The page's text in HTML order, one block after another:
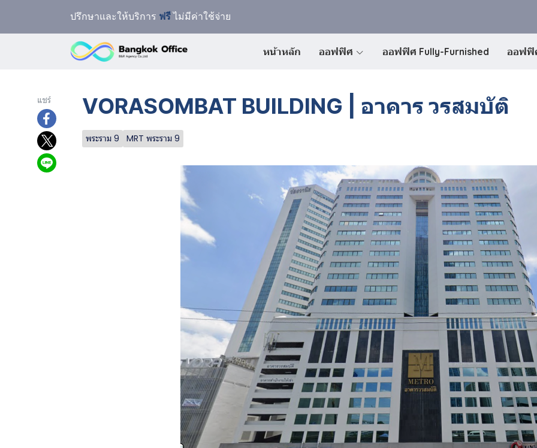
ปรึกษาและให้บริการ ฟรีไม่มีค่าใช้จ่าย
หน้าหลัก ออฟฟิศ ออฟฟิศ Fully-Furnished ออฟฟิ
แชร์ VORASOMBAT BUILDING | อาคาร วรสมบัติ
พระราม 9 MRT พระราม 9